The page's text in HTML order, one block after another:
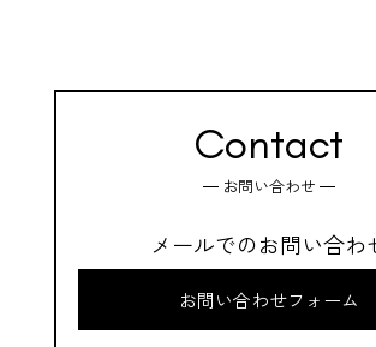
Contact
お問い合わせ
メールでのお問い合わ
お問い合わせフォーム